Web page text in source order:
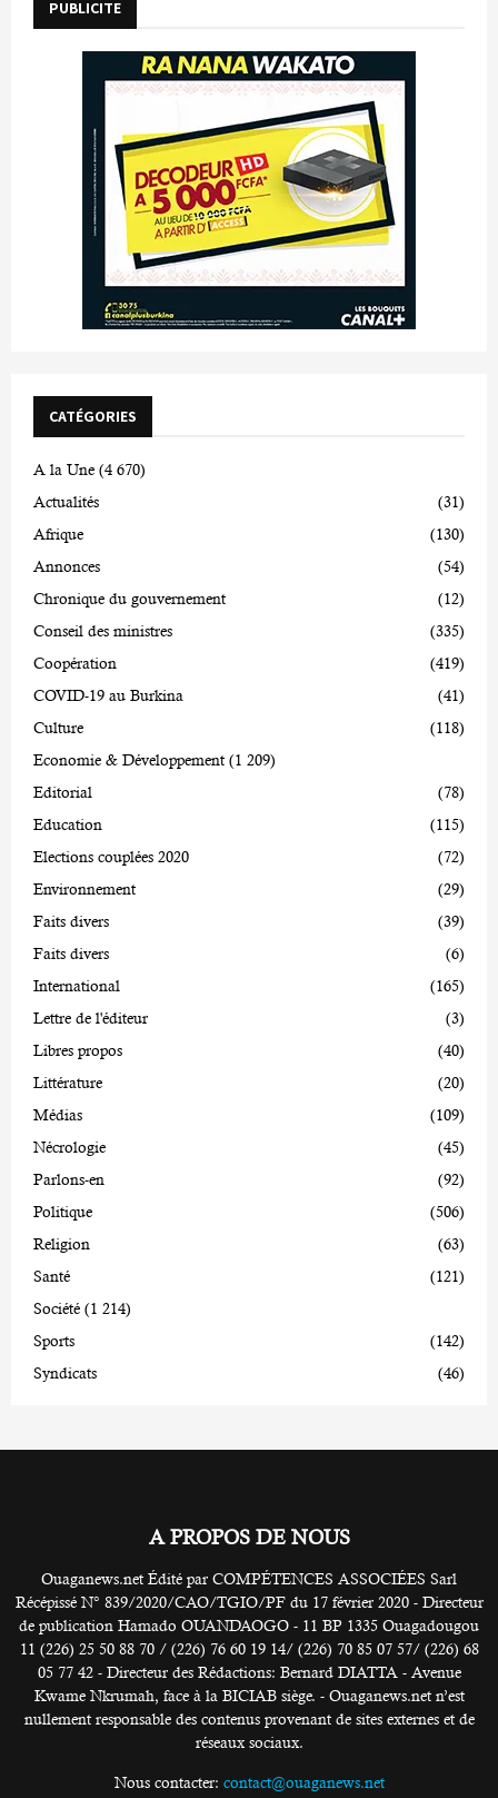
PUBLICITE
CATÉGORIES
A la Une (4 670)
Actualités
(31)
Afrique
(130)
Annonces
(54)
Chronique du gouvernement
(12)
Conseil des ministres
(335)
Coopération
(419)
COVID-19 au Burkina
(41)
Culture
(118)
Economie & Développement (1 209)
Editorial
(78)
Education
(115)
Elections couplées 2020
(72)
Environnement
(29)
Faits divers
(39)
Faits divers
(6)
International
(165)
Lettre de l'éditeur
(3)
Libres propos
(40)
Littérature
(20)
Médias
(109)
Nécrologie
(45)
Parlons-en
(92)
Politique
(506)
Religion
(63)
Santé
(121)
Société (1 214)
Sports
(142)
Syndicats
(46)
A PROPOS DE NOUS
Ouaganews.net Édité par COMPÉTENCES ASSOCIÉES Sarl
Récépissé N° 839/2020/CAO/TGIO/PF du 17 février 2020 - Directeur
de publication Hamado OUANDAOGO - 11 BP 1335 Ouagadougou
11 (226) 25 50 88 70 / (226) 76 60 19 14/ (226) 70 85 07 57/ (226) 68
05 77 42 - Directeur des Rédactions: Bernard DIATTA - Avenue
Kwame Nkrumah, face à la BICIAB siège. - Ouaganews.net n’est
nullement responsable des contenus provenant de sites externes et de
réseaux sociaux.
Nous contacter: contact@ouaganews.net